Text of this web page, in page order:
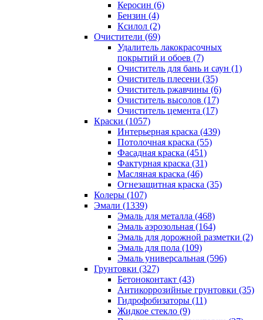
Керосин (6)
Бензин (4)
Ксилол (2)
Очистители (69)
Удалитель лакокрасочных
покрытий и обоев (7)
Очиститель для бань и саун (1)
Очиститель плесени (35)
Очиститель ржавчины (6)
Очиститель высолов (17)
Очиститель цемента (17)
Краски (1057)
Интерьерная краска (439)
Потолочная краска (55)
Фасадная краска (451)
Фактурная краска (31)
Масляная краска (46)
Огнезащитная краска (35)
Колеры (107)
Эмали (1339)
Эмаль для металла (468)
Эмаль аэрозольная (164)
Эмаль для дорожной разметки (2)
Эмаль для пола (109)
Эмаль универсальная (596)
Грунтовки (327)
Бетоноконтакт (43)
Антикоррозийные грунтовки (35)
Гидрофобизаторы (11)
Жидкое стекло (9)